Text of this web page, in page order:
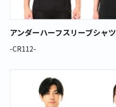
アンダーハーフスリーブシャツ
-CR112-